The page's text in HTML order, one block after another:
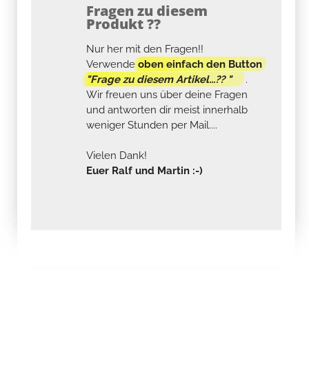
Fragen zu diesem
Produkt ??
Nur her mit den Fragen!!
Verwendeoben einfach den Button
"Frage zu diesem Artikel...?? "
.
Wir freuen uns über deine Fragen
und antworten dir meist innerhalb
weniger Stunden per Mail....
Vielen Dank!
Euer Ralf und Martin :-)